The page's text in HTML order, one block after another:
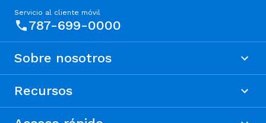
Sobre nosotros
Recursos
Servicio al cliente móvil
787-699-0000